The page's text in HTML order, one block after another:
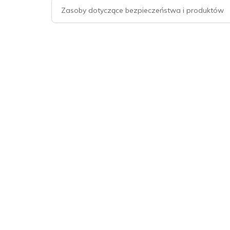
Zasoby dotyczące bezpieczeństwa i produktów